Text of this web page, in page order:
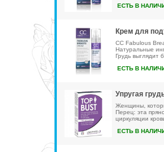
ЕСТЬ В
Крем для
CC Fabulous
Натуральные
Грудь выглядит
ЕСТЬ В
Упругая
Женщины,
Перец: эта
циркуляции
ЕСТЬ В